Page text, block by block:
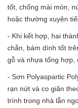
tốt, chống mài mòn,
hoặc thường xuyên
- Khi kết hợp, hai
chắn, bám dính tốt
gỗ và nhựa tổng hợp,
- Sơn Polyaspartic
rạn nứt và co giãn
trình trong nhà lẫn